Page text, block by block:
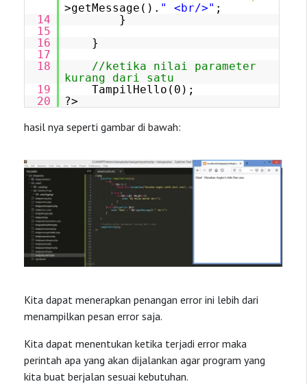
>getMessage(). " <br/>" ;
14
}
15
16
}
17
18
//ketika nilai parameter
kurang dari satu
19
TampilHello(0);
20
?>
hasil nya seperti gambar di bawah:
Kita dapat menerapkan penangan error ini lebih dari
menampilkan pesan error saja.
Kita dapat menentukan ketika terjadi error maka
perintah apa yang akan dijalankan agar program yang
kita buat berjalan sesuai kebutuhan.